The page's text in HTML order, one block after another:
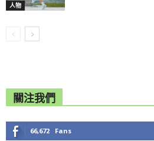
人物
關注我們
66,672 Fans